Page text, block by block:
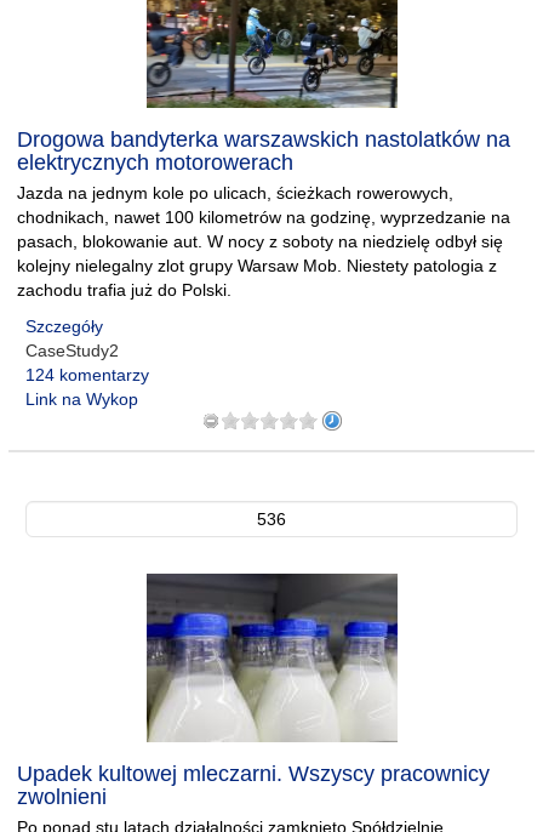
Drogowa bandyterka warszawskich nastolatków na
elektrycznych motorowerach
Jazda na jednym kole po ulicach, ścieżkach rowerowych,
chodnikach, nawet 100 kilometrów na godzinę, wyprzedzanie na
pasach, blokowanie aut. W nocy z soboty na niedzielę odbył się
kolejny nielegalny zlot grupy Warsaw Mob. Niestety patologia z
zachodu trafia już do Polski.
Szczegóły
CaseStudy2
124 komentarzy
Link na Wykop
536
Upadek kultowej mleczarni. Wszyscy pracownicy
zwolnieni
Po ponad stu latach działalności zamknięto Spółdzielnię